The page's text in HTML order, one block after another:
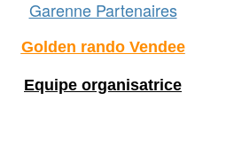
Garenne Partenaires
Golden rando Vendee
Equipe organisatrice